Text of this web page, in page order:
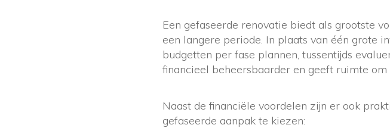
Een gefaseerde renovatie biedt als grootste
een langere periode. In plaats van één grote
budgetten per fase plannen, tussentijds
financieel beheersbaarder en geeft ruimte om
Naast de financiële voordelen zijn er ook
gefaseerde aanpak te kiezen: